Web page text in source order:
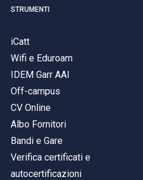
STRUMENTI
iCatt
Wifi e Eduroam
IDEM Garr AAI
Off-campus
CV Online
Albo Fornitori
Bandi e Gare
Verifica certificati e
autocertificazioni